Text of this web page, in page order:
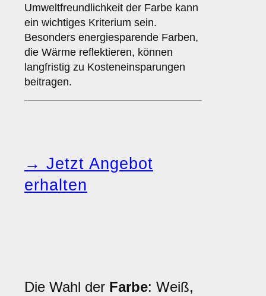
Umweltfreundlichkeit der Farbe kann
ein wichtiges Kriterium sein.
Besonders energiesparende Farben,
die Wärme reflektieren, können
langfristig zu Kosteneinsparungen
beitragen.
→ Jetzt Angebot
erhalten
Die Wahl der Farbe: Weiß,